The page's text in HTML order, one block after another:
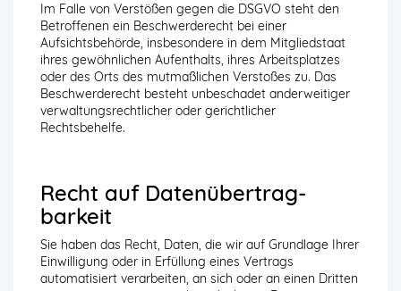
Im Falle von Verstößen gegen die DSGVO steht den
Betroffenen ein Beschwerderecht bei einer
Aufsichtsbehörde, insbesondere in dem Mitgliedstaat
ihres gewöhnlichen Aufenthalts, ihres Arbeitsplatzes
oder des Orts des mutmaßlichen Verstoßes zu. Das
Beschwerderecht besteht unbeschadet anderweitiger
verwaltungsrechtlicher oder gerichtlicher
Rechtsbehelfe.
Recht auf Daten­übertrag­
barkeit
Sie haben das Recht, Daten, die wir auf Grundlage Ihrer
Einwilligung oder in Erfüllung eines Vertrags
automatisiert verarbeiten, an sich oder an einen Dritten